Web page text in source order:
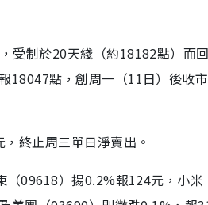
受制於20天綫（約18182點）而
18047點，創周一（11日）後收
終止周三單日淨賣出。
09618）揚0.2%報124元，小